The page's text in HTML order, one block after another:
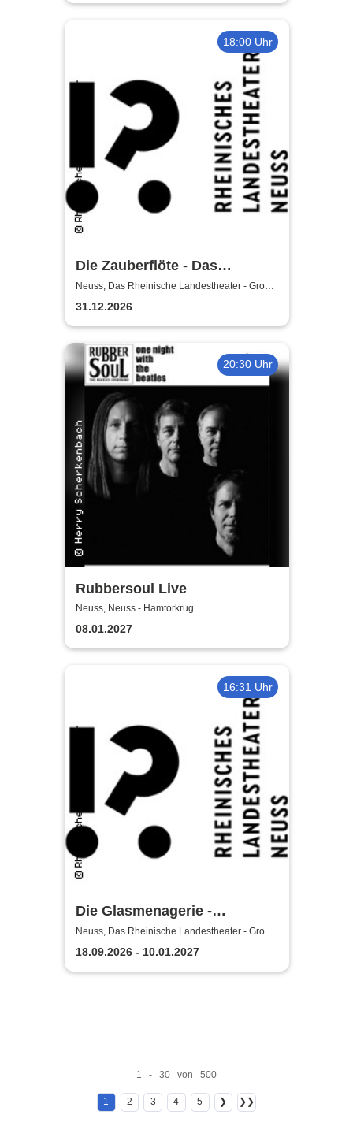
18:00 Uhr
Die Zauberflöte - Das
Rheinische Landestheater
Neuss, Das Rheinische Landestheater - Große
Bühne
31.12.2026
20:30 Uhr
Rubbersoul Live
Neuss, Neuss - Hamtorkrug
08.01.2027
16:31 Uhr
Die Glasmenagerie -
Rheinisches Landestheater
Neuss
Neuss, Das Rheinische Landestheater - Große
Bühne
18.09.2026 - 10.01.2027
1 - 30 von 500
1 2 3 4 5 ❯ ❯❯